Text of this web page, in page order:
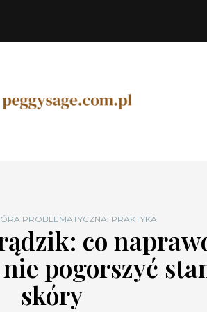
PROBLEMATYCZNA: PRAKTYKA
co
pogorszyć
skóry